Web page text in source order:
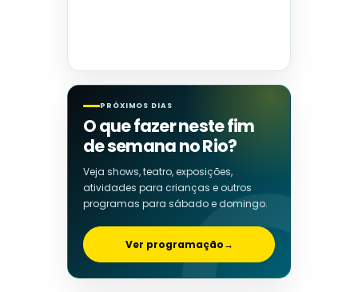
PRÓXIMOS DIAS
O que fazer neste fim
de semana no Rio?
Veja shows, teatro, exposições,
atividades para crianças e outros
programas para sábado e domingo.
Ver programação→